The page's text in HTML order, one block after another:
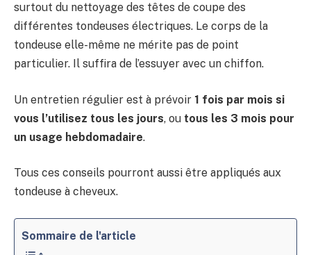
surtout du nettoyage des têtes de coupe des
différentes tondeuses électriques. Le corps de la
tondeuse elle-même ne mérite pas de point
particulier. Il suffira de l’essuyer avec un chiffon.
Un entretien régulier est à prévoir 1 fois par mois si
vous l’utilisez tous les jours, ou tous les 3 mois pour
un usage hebdomadaire.
Tous ces conseils pourront aussi être appliqués aux
tondeuse à cheveux.
Sommaire de l'article